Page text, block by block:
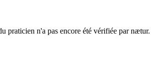
praticien n'a pas encore été vérifiée par nætur.